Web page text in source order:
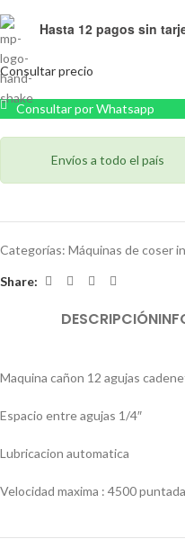
Hasta 12 pagos sin
Consultar precio
Consultar por Whatsapp
Envíos a todo el país
Categorías: Máquinas de coser
Share:
DESCRIPCIÓN
Maquina cañon 12 agujas
Espacio entre agujas 1/4″
Lubricacion automatica
Velocidad maxima : 4500